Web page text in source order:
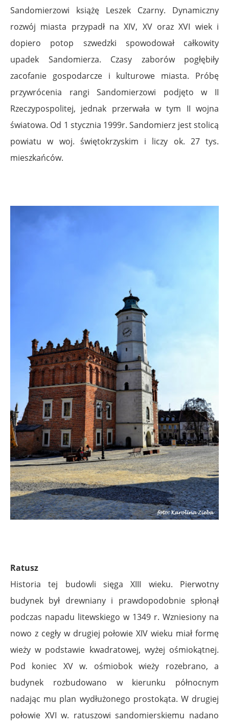
Sandomierzowi książę Leszek Czarny. Dynamiczny
rozwój miasta przypadł na XIV, XV oraz XVI wiek i
dopiero potop szwedzki spowodował całkowity
upadek Sandomierza. Czasy zaborów pogłębiły
zacofanie gospodarcze i kulturowe miasta. Próbę
przywrócenia rangi Sandomierzowi podjęto w II
Rzeczypospolitej, jednak przerwała w tym II wojna
światowa. Od 1 stycznia 1999r. Sandomierz jest stolicą
powiatu w woj. świętokrzyskim i liczy ok. 27 tys.
mieszkańców.
Ratusz
Historia tej budowli sięga XIII wieku. Pierwotny
budynek był drewniany i prawdopodobnie spłonął
podczas napadu litewskiego w 1349 r. Wzniesiony na
nowo z cegły w drugiej połowie XIV wieku miał formę
wieży w podstawie kwadratowej, wyżej ośmiokątnej.
Pod koniec XV w. ośmiobok wieży rozebrano, a
budynek rozbudowano w kierunku północnym
nadając mu plan wydłużonego prostokąta. W drugiej
połowie XVI w. ratuszowi sandomierskiemu nadano